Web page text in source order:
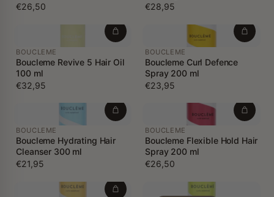
€26,50
€28,95
BOUCLEME
Boucleme Revive 5 Hair Oil
100 ml
€32,95
BOUCLEME
Boucleme Curl Defence
Spray 200 ml
€23,95
BOUCLEME
Boucleme Hydrating Hair
Cleanser 300 ml
€21,95
BOUCLEME
Boucleme Flexible Hold Hair
Spray 200 ml
€26,50